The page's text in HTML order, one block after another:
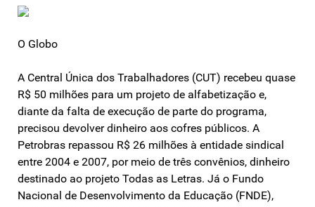
O Globo
A Central Única dos Trabalhadores (CUT) recebeu quase
R$ 50 milhões para um projeto de alfabetização e,
diante da falta de execução de parte do programa,
precisou devolver dinheiro aos cofres públicos. A
Petrobras repassou R$ 26 milhões à entidade sindical
entre 2004 e 2007, por meio de três convênios, dinheiro
destinado ao projeto Todas as Letras. Já o Fundo
Nacional de Desenvolvimento da Educação (FNDE),